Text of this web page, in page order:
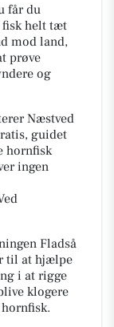
får du
fisk helt tæt
mod land,
prøve
og
Næstved
guidet
hornfisk
ingen
Fladså
til at hjælpe
i at rigge
klogere